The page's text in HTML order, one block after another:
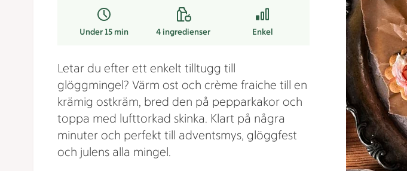
Under 15 min 4ingredienser Enkel
Letar du efter ett enkelt tilltugg till
glöggmingel? Värm ost och crème fraiche till en
krämig ostkräm, bred den på pepparkakor och
toppa med lufttorkad skinka. Klart på några
minuter och perfekt till adventsmys, glöggfest
och julens alla mingel.